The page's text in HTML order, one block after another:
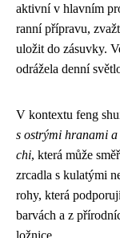
aktivní v hlavním
ranní přípravu,
uložit do zásuvky.
odrážela denní
V kontextu feng
s ostrými hranami
chi, která může
zrcadla s kulatými
rohy, která
barvách a z
ložnice.